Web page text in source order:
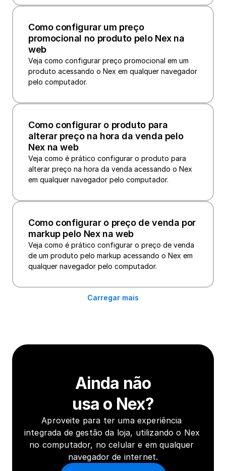
Como configurar um preço
promocional no produto pelo Nex na
web
Veja como configurar preço promocional em um
produto acessando o Nex em qualquer navegador
pelo computador.
Como configurar o produto para
alterar preço na hora da venda pelo
Nex na web
Veja como é prático configurar o produto para
alterar preço na hora da venda acessando o Nex
em qualquer navegador pelo computador.
Como configurar o preço de venda por
markup pelo Nex na web
Veja como é prático configurar o preço de venda
de um produto pelo markup acessando o Nex em
qualquer navegador pelo computador.
Carregar mais
Ainda não
usa o Nex?
Aproveite para ter uma experiência
integrada de gestão da loja, utilizando o Nex
no computador, no celular e em qualquer
navegador de internet.